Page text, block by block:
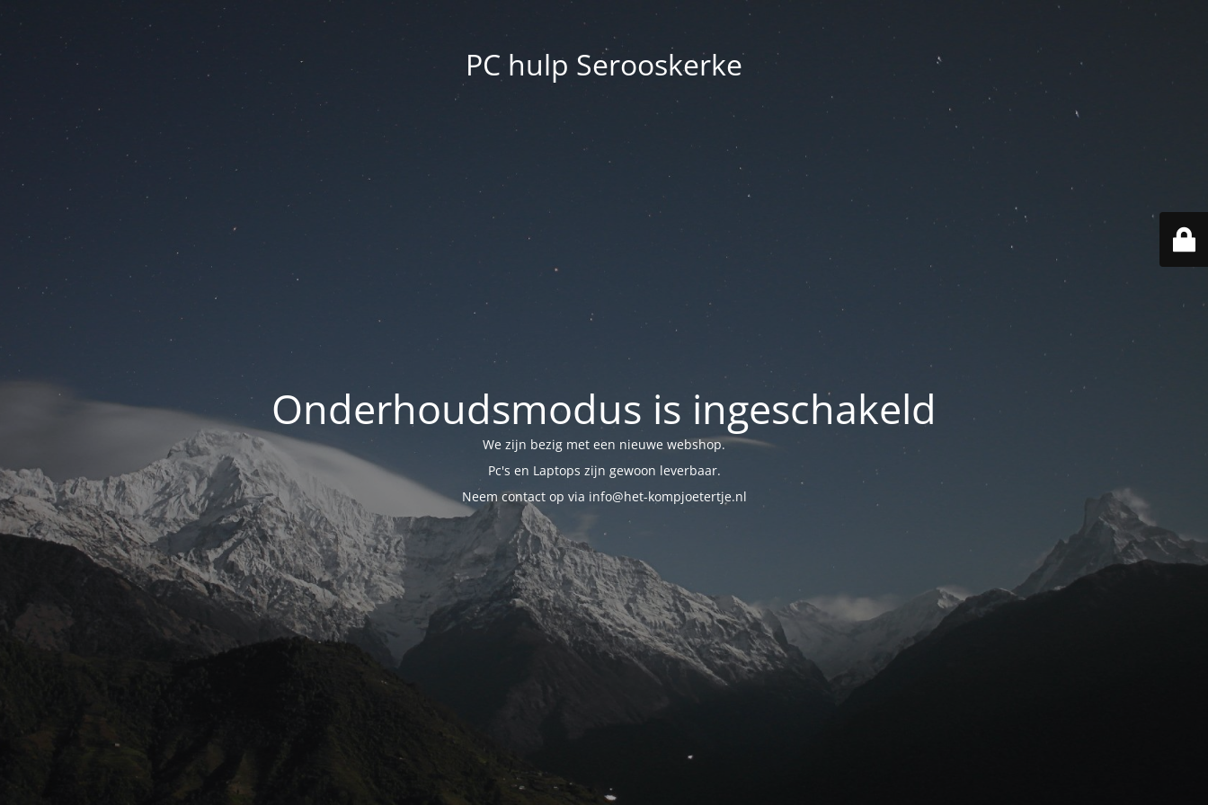
PC hulp Serooskerke
Onderhoudsmodus is ingeschakeld
We zijn bezig met een nieuwe webshop.
Pc's en Laptops zijn gewoon leverbaar.
Neem contact op via info@het-kompjoetertje.nl